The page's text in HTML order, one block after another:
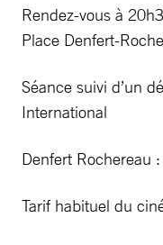
Rendez-vous à
Place Denfert-
Séance suivi d’un
International
Denfert Rochereau
Tarif habituel du